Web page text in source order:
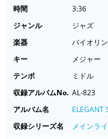
時間
3:36
ジャンル
ジャズ
楽器
バイオリ
キー
メジャー
テンポ
ミドル
収録アルバムNo. AL-823
アルバム名
ELEGANT
収録シリーズ名
メインラ